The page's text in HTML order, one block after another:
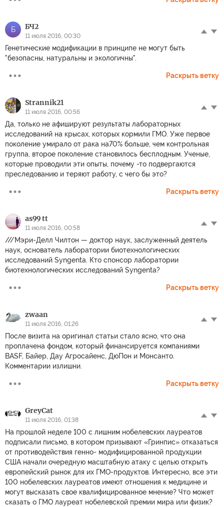
Б БЧ2
11 июля 2016, 00:30
Генетические модификации в принципе не могут быть
"безопасны, натуральны и экологичны".
Раскрыть ветку
Strannik21
11 июля 2016, 00:56
Да, только не афишируют результаты лабораторных
исследований на крысах, которых кормили ГМО. Уже первое
поколение умирало от рака на70% больше, чем контрольная
группа, второе поколение становилось бесплодным. Ученые,
которые проводили эти опыты, почему -то подвергаются
преследованию и теряют работу, с чего бы это?
Раскрыть ветку
as99 tt
11 июля 2016, 00:58
///Мэри-Делл Чилтон — доктор наук, заслуженный деятель
наук, основатель лаборатории биотехнологических
исследований Syngenta. Кто спонсор лаборатории
биотехнологических исследований Syngenta?
Раскрыть ветку
zwaan
11 июля 2016, 01:26
После визита на оригинал статьи стало ясно, что она
проплачена фондом, который финансируется компаниями
BASF, Байер, Дау Агросайенс, ДюПон и Монсанто.
Комментарии излишни.
Раскрыть ветку
GreyCat
11 июля 2016, 01:38
На прошлой неделе 100 с лишним нобелевских лауреатов
подписали письмо, в котором призывают «Гринпис» отказаться
от противодействия генно- модифицированной продукции
США начали очередную масштабную атаку с целью открыть
европейский рынок для их ГМО-продуктов. Интересно, все эти
100 нобелевских лауреатов имеют отношения к медицине и
могут высказать свое квалифицированное мнение? Что может
сказать о ГМО лауреат нобелевской премии мира или физик?